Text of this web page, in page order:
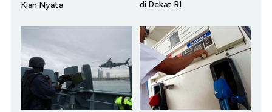
Kian Nyata
di Dekat RI